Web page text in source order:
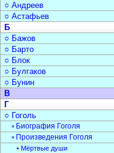
○ Андреев
○ Астафьев
Б
○ Бажов
○ Барто
○ Блок
○ Булгаков
○ Бунин
В
Г
○ Гоголь
▫ Биография Гоголя
▫ Произведения Гоголя
• Мёртвые души